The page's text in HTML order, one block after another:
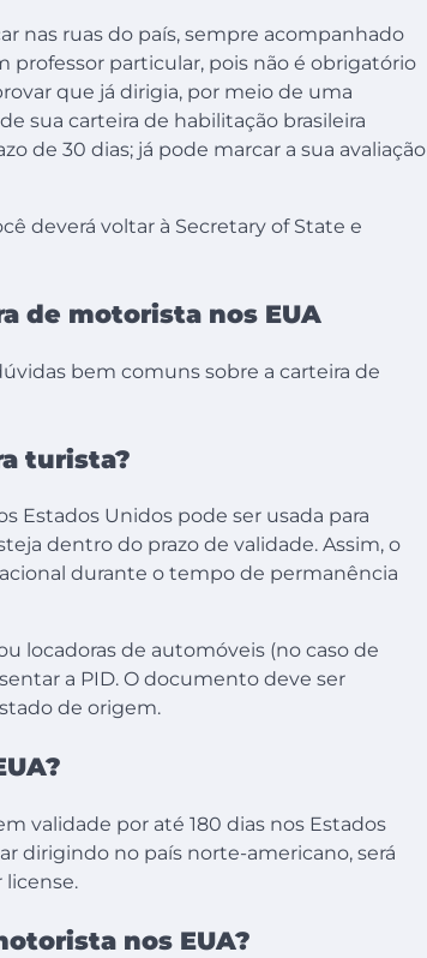
nas ruas do país, sempre acompanhado
professor particular, pois não é obrigatório
que já dirigia, por meio de uma
sua carteira de habilitação brasileira
de 30 dias; já pode marcar a sua avaliação
deverá voltar à Secretary of State e
de motorista nos EUA
bem comuns sobre a carteira de
turista?
Estados Unidos pode ser usada para
dentro do prazo de validade. Assim, o
durante o tempo de permanência
locadoras de automóveis (no caso de
a PID. O documento deve ser
de origem.
validade por até 180 dias nos Estados
dirigindo no país norte-americano, será
license.
nos EUA?